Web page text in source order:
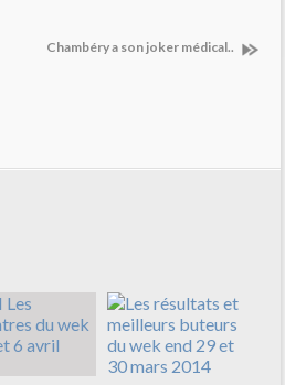
Chambéry a son joker médical..